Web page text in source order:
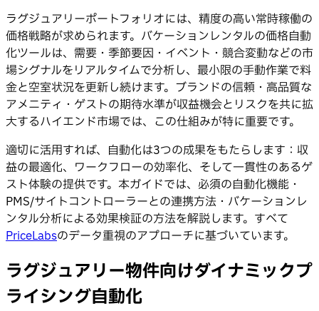
ラグジュアリーポートフォリオには、精度の高い常時稼働の
価格戦略が求められます。バケーションレンタルの価格自動
化ツールは、需要・季節要因・イベント・競合変動などの市
場シグナルをリアルタイムで分析し、最小限の手動作業で料
金と空室状況を更新し続けます。ブランドの信頼・高品質な
アメニティ・ゲストの期待水準が収益機会とリスクを共に拡
大するハイエンド市場では、この仕組みが特に重要です。
適切に活用すれば、自動化は3つの成果をもたらします：収
益の最適化、ワークフローの効率化、そして一貫性のあるゲ
スト体験の提供です。本ガイドでは、必須の自動化機能・
PMS/サイトコントローラーとの連携方法・バケーションレ
ンタル分析による効果検証の方法を解説します。すべて
PriceLabsのデータ重視のアプローチに基づいています。
ラグジュアリー物件向けダイナミックプ
ライシング自動化